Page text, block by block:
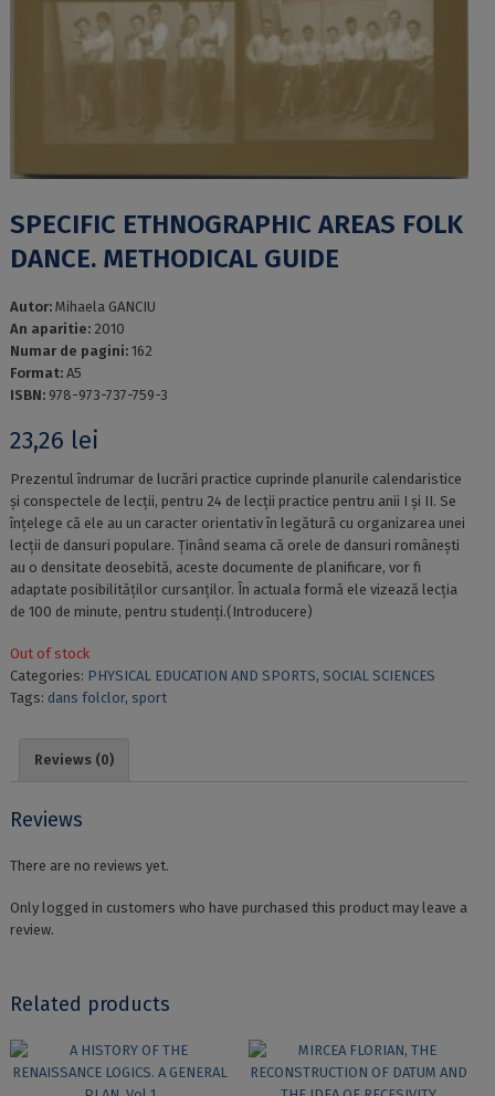
SPECIFIC ETHNOGRAPHIC AREAS FOLK
DANCE. METHODICAL GUIDE
Autor: Mihaela GANCIU
An aparitie: 2010
Numar de pagini: 162
Format: A5
ISBN: 978-973-737-759-3
23,26 lei
Prezentul îndrumar de lucrări practice cuprinde planurile calendaristice
și conspectele de lecții, pentru 24 de lecții practice pentru anii I și II. Se
înțelege că ele au un caracter orientativ în legătură cu organizarea unei
lecții de dansuri populare. Ținând seama că orele de dansuri românești
au o densitate deosebită, aceste documente de planificare, vor fi
adaptate posibilităților cursanților. În actuala formă ele vizează lecția
de 100 de minute, pentru studenți.(Introducere)
Out of stock
Categories: PHYSICAL EDUCATION AND SPORTS, SOCIAL SCIENCES
Tags: dans folclor, sport
Reviews (0)
Reviews
There are no reviews yet.
Only logged in customers who have purchased this product may leave a
review.
Related products